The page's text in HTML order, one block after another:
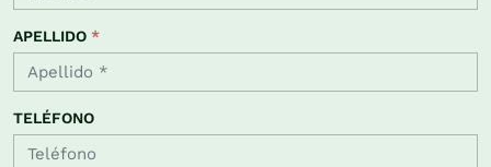
APELLIDO *
TELÉFONO